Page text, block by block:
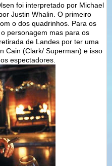
foi interpretado por Michael
Justin Whalin. O primeiro
o dos quadrinhos. Para os
personagem mas para os
de Landes por ter uma
Cain (Clark/ Superman) e isso
espectadores.